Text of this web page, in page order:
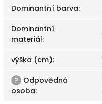
Dominantní barva:
Dominantní
materiál:
výška (cm):
? Odpovědná
osoba: